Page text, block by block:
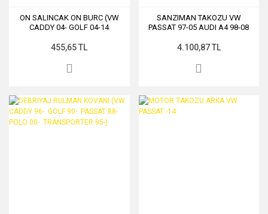
ON SALINCAK ON BURC (VW
CADDY 04- GOLF 04-14
SEAT LEON 06-13)
455,65 TL
SANZIMAN TAKOZU VW
PASSAT 97-05 AUDI A4 98-08
4.100,87 TL